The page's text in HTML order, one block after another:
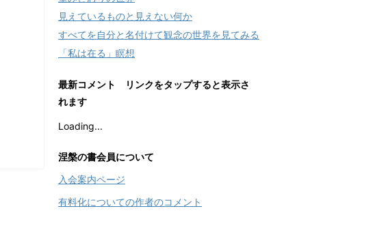
見えているものと見えない何か
すべてを自分と名付けて観念の世界を見てみる
「私は在る」瞑想
最新コメント リンクをタップすると表示さ
れます
Loading...
涅槃の書会員について
入会案内ページ
有料化についての作者のコメント